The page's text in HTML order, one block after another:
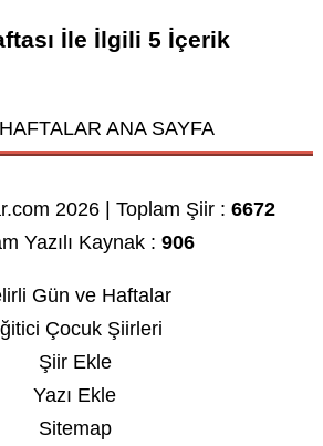
İle İlgili 5 İçerik
ANA SAYFA
2026 | Toplam Şiir :6672
Yazılı Kaynak :906
Gün ve Haftalar
Çocuk Şiirleri
Şiir Ekle
Yazı Ekle
Sitemap